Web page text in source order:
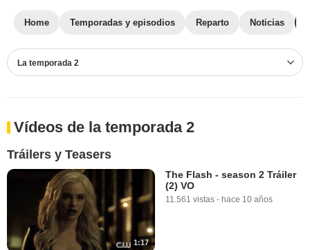
Home Temporadas y episodios Reparto Noticias
La temporada 2
Vídeos de la temporada 2
Tráilers y Teasers
1:17
The Flash - season 2 Tráiler
(2) VO
11.561 vistas - hace 10 años